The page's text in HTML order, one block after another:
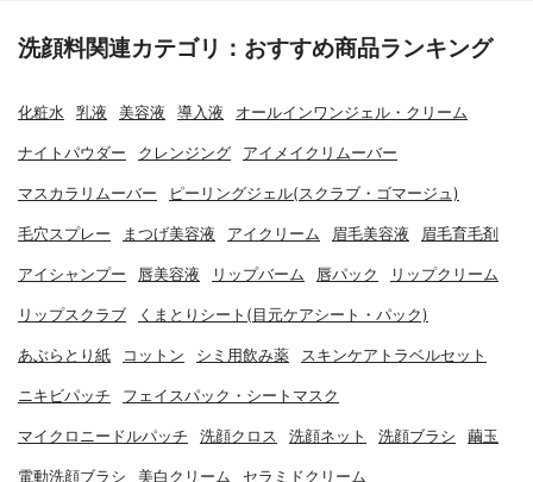
洗顔料関連カテゴリ：おすすめ商品ランキング
化粧水 乳液 美容液 導入液 オールインワンジェル・クリーム
ナイトパウダー クレンジング アイメイクリムーバー
マスカラリムーバー ピーリングジェル(スクラブ・ゴマージュ)
毛穴スプレー まつげ美容液 アイクリーム 眉毛美容液 眉毛育毛剤
アイシャンプー 唇美容液 リップバーム 唇パック リップクリーム
リップスクラブ くまとりシート(目元ケアシート・パック)
あぶらとり紙 コットン シミ用飲み薬 スキンケアトラベルセット
ニキビパッチ フェイスパック・シートマスク
マイクロニードルパッチ 洗顔クロス 洗顔ネット 洗顔ブラシ 繭玉
電動洗顔ブラシ 美白クリーム セラミドクリーム